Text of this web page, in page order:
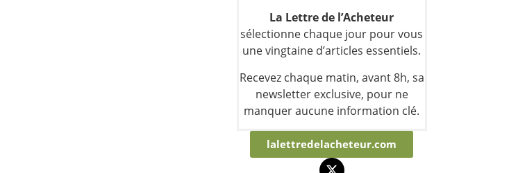
La Lettre de l’Acheteur
sélectionne chaque jour pour vous
une vingtaine d’articles essentiels.
Recevez chaque matin, avant 8h, sa
newsletter exclusive, pour ne
manquer aucune information clé.
lalettredelacheteur.com